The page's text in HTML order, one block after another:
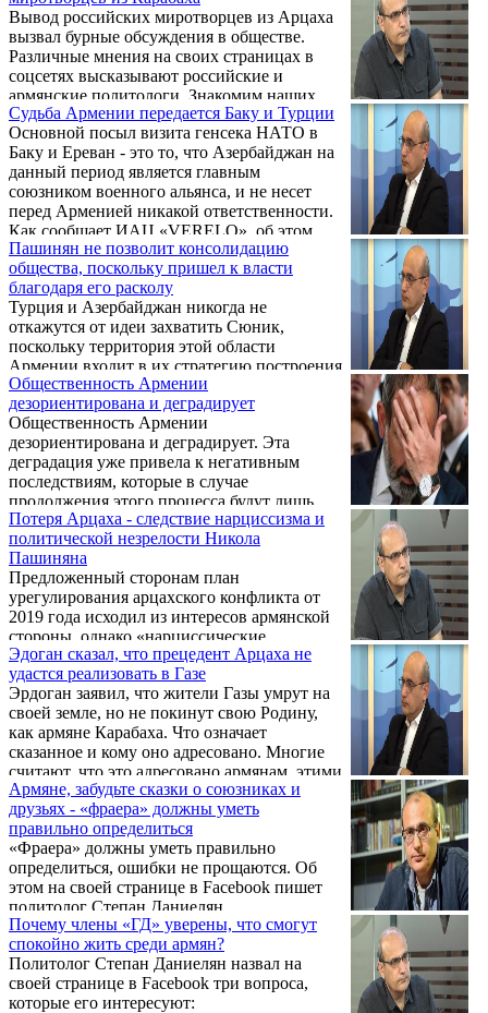
Вывод российских миротворцев из Арцаха
вызвал бурные обсуждения в обществе.
Различные мнения на своих страницах в
соцсетях высказывают российские и
армянские политологи. Знакомим наших
читателей с некоторыми из них.
Судьба Армении передается Баку и Турции
Основной посыл визита генсека НАТО в
Баку и Ереван - это то, что Азербайджан на
данный период является главным
союзником военного альянса, и не несет
перед Арменией никакой ответственности.
Как сообщает ИАЦ «VERELQ», об этом
пишет политолог Степан Даниелян.
Пашинян не позволит консолидацию
общества, поскольку пришел к власти
благодаря его расколу
Турция и Азербайджан никогда не
откажутся от идеи захватить Сюник,
поскольку территория этой области
Армении входит в их стратегию построения
т.н. «великого Турана», и никакая
Конституция – старая или новая, не
помешает реализации этих планов. Об этом
заявил политолог Степан Даниелян.
Общественность Армении
дезориентирована и деградирует
Общественность Армении
дезориентирована и деградирует. Эта
деградация уже привела к негативным
последствиям, которые в случае
продолжения этого процесса будут лишь
углубляться. Об этом заявил политолог
Степан Даниелян.
Потеря Арцаха - следствие нарциссизма и
политической незрелости Никола
Пашиняна
Предложенный сторонам план
урегулирования арцахского конфликта от
2019 года исходил из интересов армянской
стороны, однако «нарциссические
мечтания» премьер-министра Никола
Пашиняна воспрепятствовали реализации
этого плана. Об этом, как сообщает ИАЦ
«VERELQ», заявил зампредседателя партии
«Армянский национальный конгресс»
Левон Зурабян.
Эдоган сказал, что прецедент Арцаха не
удастся реализовать в Газе
Эрдоган заявил, что жители Газы умрут на
своей земле, но не покинут свою Родину,
как армяне Карабаха. Что означает
сказанное и кому оно адресовано. Многие
считают, что это адресовано армянам, этими
словами он пытается унизить армян. Как
сообщает ИАЦ «VERELQ», об этом пишет
политолог Степан Даниелян.
Армяне, забудьте сказки о союзниках и
друзьях - «фраера» должны уметь
правильно определиться
«Фраера» должны уметь правильно
определиться, ошибки не прощаются. Об
этом на своей странице в Facebook пишет
политолог Степан Даниелян.
Почему члены «ГД» уверены, что смогут
спокойно жить среди армян?
Политолог Степан Даниелян назвал на
своей странице в Facebook три вопроса,
которые его интересуют: